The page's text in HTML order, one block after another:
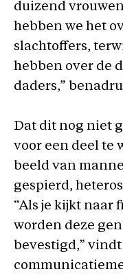
duizend
hebben we het
slachtoffers,
hebben over de
daders,”
Dat dit nog niet
voor een deel te
beeld van
gespierd,
“Als je kijkt naar
worden deze
bevestigd,” vindt